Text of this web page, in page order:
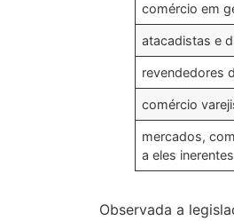
comércio em
atacadistas e
revendedores
comércio
mercados,
a eles inerentes
Observada a